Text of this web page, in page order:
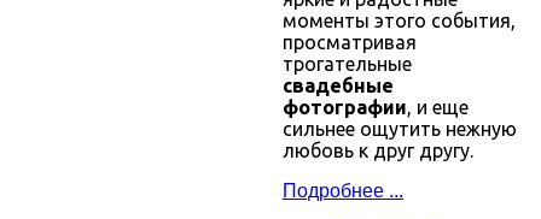
моменты этого события,
просматривая
трогательные
свадебные
фотографии, и еще
сильнее ощутить нежную
любовь к друг другу.
Подробнее ...